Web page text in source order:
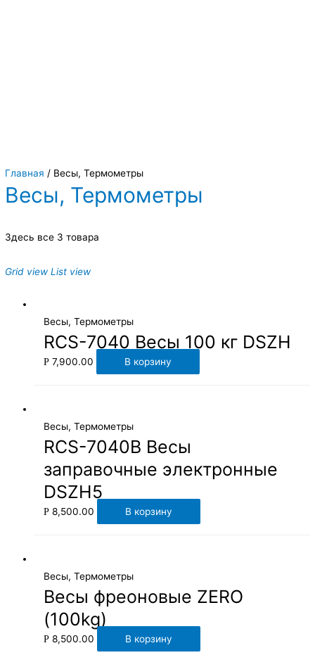
Главная / Весы, Термометры
Весы, Термометры
Здесь все 3 товара
Grid view List view
Весы, Термометры
RCS-7040 Весы 100 кг DSZH
Р 7,900.00 В корзину
Весы, Термометры
RCS-7040B Весы
заправочные электронные
DSZH5
Р 8,500.00 В корзину
Весы, Термометры
Весы фреоновые ZERO
(100kg)
Р 8,500.00 В корзину